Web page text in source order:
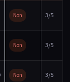
Non 3/5
Non 3/5
Non 3/5